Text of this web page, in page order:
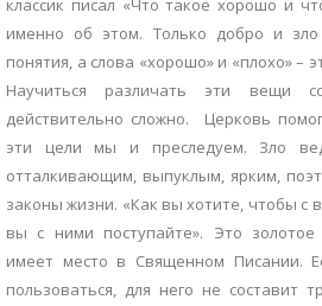
классик писал «Что такое хорошо и
именно об этом. Только добро и
понятия, а слова «хорошо» и «плохо» –
Научиться различать эти вещи
действительно сложно. Церковь
эти цели мы и преследуем. Зло
отталкивающим, выпуклым, ярким,
законы жизни. «Как вы хотите, чтобы с
вы с ними поступайте». Это золотое
имеет место в Священном Писании.
пользоваться, для него не составит